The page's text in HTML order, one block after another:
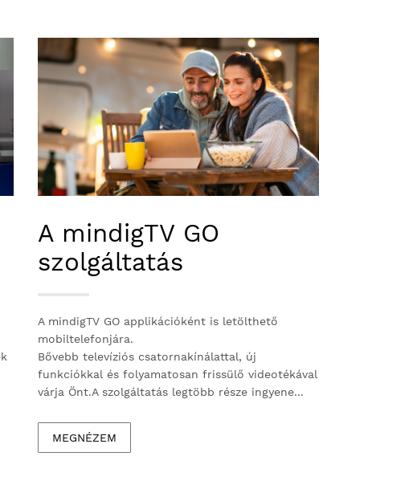
A mindigTV GO
szolgáltatás
A mindigTV GO applikációként is letölthető
mobiltelefonjára.
Bővebb televíziós csatornakínálattal, új
funkciókkal és folyamatosan frissülő videotékával
várja Önt.A szolgáltatás legtöbb része ingyene...
MEGNÉZEM